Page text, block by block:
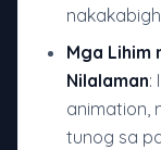
Mga Lihim
Nilalaman:
animation,
tunog sa